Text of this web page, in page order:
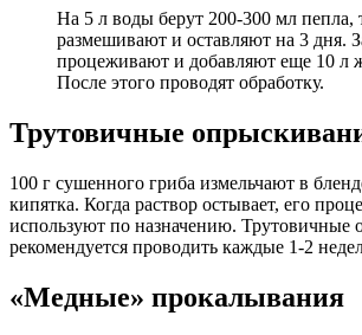
На 5 л воды берут 200-300 мл пепла,
размешивают и оставляют на 3 дня.
процеживают и добавляют еще 10 л
После этого проводят обработку.
Трутовичные
100 г сушенного гриба измельчают в
кипятка. Когда раствор остывает, его
используют по назначению. Трутовичные
рекомендуется проводить каждые 1-2
«Медные» прокалывания